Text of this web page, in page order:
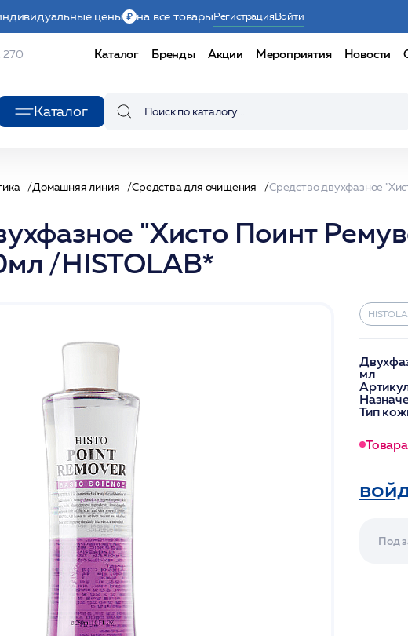
цены на все товарыРегистрацияВойти
270 Каталог Бренды Акции Мероприятия Новости
Каталог
Домашняя линия Средства для очищения
"Хисто Поинт
/HISTOLAB*
мл
Тип
Под